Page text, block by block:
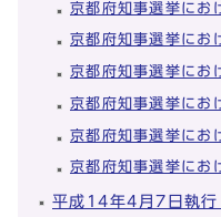
京都府知事選挙にお
京都府知事選挙にお
京都府知事選挙にお
京都府知事選挙にお
京都府知事選挙にお
京都府知事選挙にお
平成14年4月7日執